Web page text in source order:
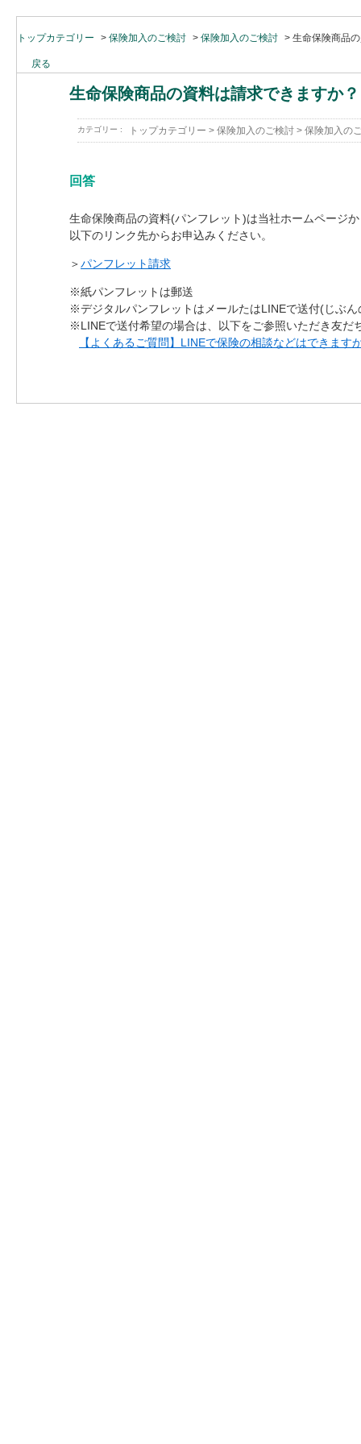
トップカテゴリー > 保険加入のご検討 > 保険加入のご検討 > 生命保険商品
戻る
生命保険商品の資料は請求できますか？
カテゴリー : トップカテゴリー > 保険加入のご検討 > 保険加入の
回答
生命保険商品の資料(パンフレット)は当社ホームページ
以下のリンク先からお申込みください。
＞パンフレット請求
※紙パンフレットは郵送
※デジタルパンフレットはメールたはLINEで送付(じぶ
※LINEで送付希望の場合は、以下をご参照いただき友だ
【よくあるご質問】LINEで保険の相談などはできます